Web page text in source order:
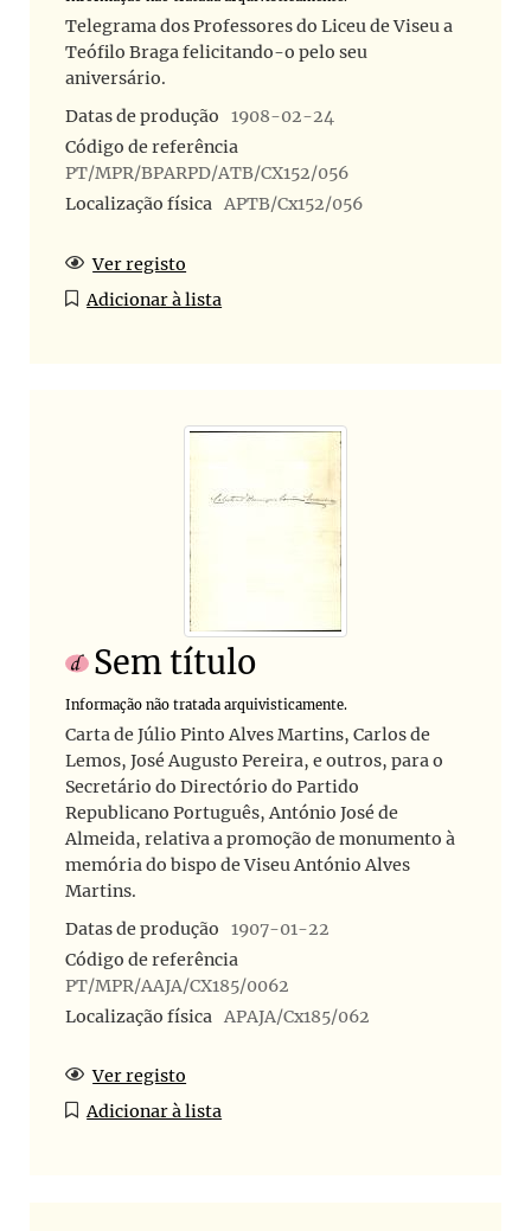
Telegrama dos Professores do Liceu de Viseu a
Teófilo Braga felicitando-o pelo seu
aniversário.
Datas de produção
1908-02-24
Código de referência
PT/MPR/BPARPD/ATB/CX152/056
Localização física APTB/Cx152/056
Ver registo
Adicionar à lista
Sem título
Informação não tratada arquivisticamente.
Carta de Júlio Pinto Alves Martins, Carlos de
Lemos, José Augusto Pereira, e outros, para o
Secretário do Directório do Partido
Republicano Português, António José de
Almeida, relativa a promoção de monumento à
memória do bispo de Viseu António Alves
Martins.
Datas de produção
1907-01-22
Código de referência
PT/MPR/AAJA/CX185/0062
Localização física APAJA/Cx185/062
Ver registo
Adicionar à lista